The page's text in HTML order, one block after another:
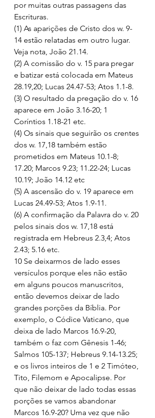
por muitas outras passagens das
Escrituras.
(1) As aparições de Cristo dos w. 9-
14 estão relatadas em outro lugar.
Veja nota, João 21.14.
(2) A comissão do v. 15 para pregar
e batizar está colocada em Mateus
28.19,20; Lucas 24.47-53; Atos 1.1-8.
(3) O resultado da pregação do v. 16
aparece em João 3.16-20; 1
Coríntios 1.18-21 etc.
(4) Os sinais que seguirão os crentes
dos w. 17,18 também estão
prometidos em Mateus 10.1-8;
17.20; Marcos 9.23; 11.22-24; Lucas
10.19; João 14.12 etc
(5) A ascensão do v. 19 aparece em
Lucas 24.49-53; Atos 1.9-11.
(6) A confirmação da Palavra do v. 20
pelos sinais dos w. 17,18 está
registrada em Hebreus 2.3,4; Atos
2.43; 5.16 etc.
10 Se deixarmos de lado esses
versículos porque eles não estão
em alguns poucos manuscritos,
então devemos deixar de lado
grandes porções da Bíblia. Por
exemplo, o Códice Vaticano, que
deixa de lado Marcos 16.9-20,
também o faz com Gênesis 1-46;
Salmos 105-137; Hebreus 9.14-13.25;
e os livros inteiros de 1 e 2 Timóteo,
Tito, Filemom e Apocalipse. Por
que não deixar de lado todas essas
porções se vamos abandonar
Marcos 16.9-20? Uma vez que não